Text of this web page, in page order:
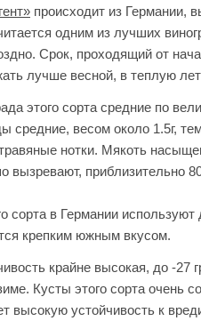
происходит из Германии,
одним из лучших
Срок, проходящий от
лучше весной, в теплую
этого сорта средние по
средние, весом около 1.5г,
нотки. Мякоть
вызревают, приблизительно
сорта в Германии
крепким южным вкусом.
крайне высокая, до -27
Кусты этого сорта
высокую устойчивость к